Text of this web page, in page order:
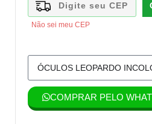
Não sei meu CEP
COMPRAR PELO